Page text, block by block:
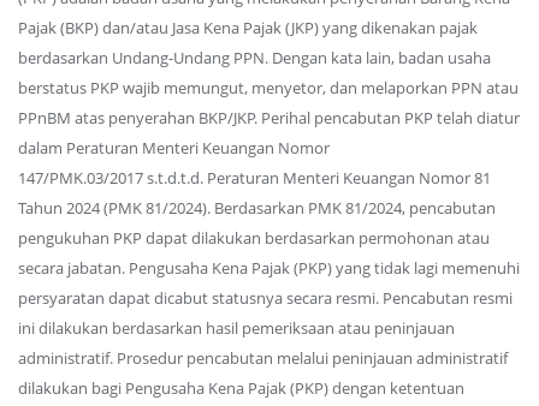
Pajak (BKP) dan/atau Jasa Kena Pajak (JKP) yang dikenakan pajak
berdasarkan Undang-Undang PPN. Dengan kata lain, badan usaha
berstatus PKP wajib memungut, menyetor, dan melaporkan PPN atau
PPnBM atas penyerahan BKP/JKP. Perihal pencabutan PKP telah diatur
dalam Peraturan Menteri Keuangan Nomor
147/PMK.03/2017 s.t.d.t.d. Peraturan Menteri Keuangan Nomor 81
Tahun 2024 (PMK 81/2024). Berdasarkan PMK 81/2024, pencabutan
pengukuhan PKP dapat dilakukan berdasarkan permohonan atau
secara jabatan. Pengusaha Kena Pajak (PKP) yang tidak lagi memenuhi
persyaratan dapat dicabut statusnya secara resmi. Pencabutan resmi
ini dilakukan berdasarkan hasil pemeriksaan atau peninjauan
administratif. Prosedur pencabutan melalui peninjauan administratif
dilakukan bagi Pengusaha Kena Pajak (PKP) dengan ketentuan